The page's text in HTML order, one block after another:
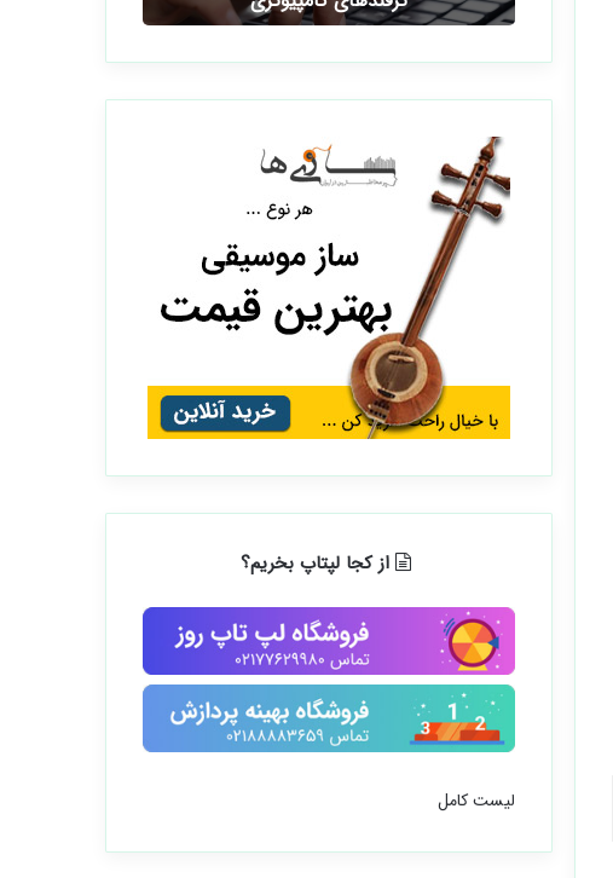
از کجا لپتاپ بخریم؟
لیست کامل